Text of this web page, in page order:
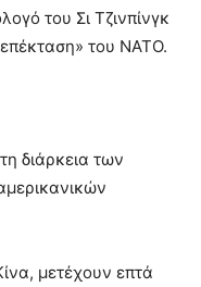
του Σι Τζινπίνγκ
επέκταση» του ΝΑΤΟ.
διάρκεια των
μετέχουν επτά